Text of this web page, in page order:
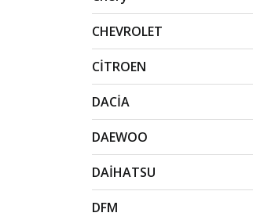
CHEVROLET
CİTROEN
DACİA
DAEWOO
DAİHATSU
DFM